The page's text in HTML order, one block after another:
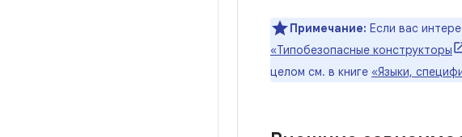
Примечание: Если вас
«Типобезопасные конструкторы
целом см. в книге «Языки,